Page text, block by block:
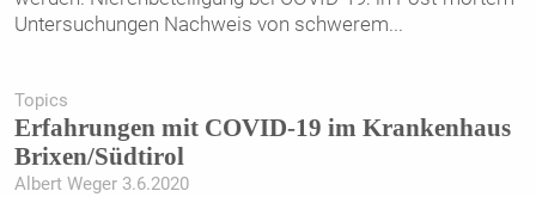
Untersuchungen Nachweis von schwerem...
Topics
Erfahrungen mit COVID-19 im Krankenhaus
Brixen/Südtirol
Albert Weger 3.6.2020